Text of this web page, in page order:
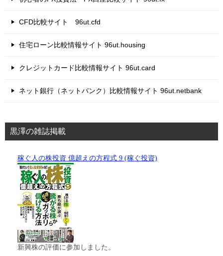
CFD比較サイト 96ut.cfd
住宅ローン比較情報サイト 96ut.housing
クレジットカード比較情報サイト 96ut.card
ネット銀行（ネットバンク）比較情報サイト 96ut.netbank
黒澤の雑誌掲載
稼ぐ人の株投資 億超えの方程式 9 (稼ぐ投資)
新興株の評価に参加しました。